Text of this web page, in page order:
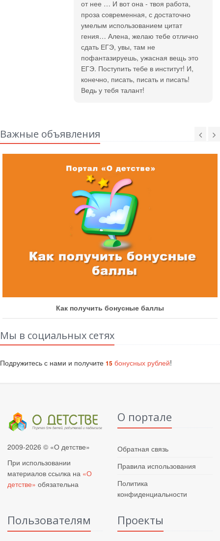
от нее … И вот она - твоя работа,
проза современная, с достаточно
умелым использованием цитат
гения… Алена, желаю тебе отлично
сдать ЕГЭ, увы, там не
пофантазируешь, ужасная вещь это
ЕГЭ. Поступить тебе в институт! И,
конечно, писать, писать и писать!
Ведь у тебя талант!
Важные объявления
Как получить бонусные баллы
Мы в социальных сетях
Подружитесь с нами и получите 15 бонусных рублей!
2009-2026 © «О детстве»
При использовании
материалов ссылка на «О
детстве» обязательна
О портале
Обратная связь
Правила использования
Политика
конфиденциальности
Пользователям Проекты